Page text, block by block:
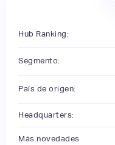
Hub Ranking:
Segmento:
País de origen:
Headquarters:
Más novedades